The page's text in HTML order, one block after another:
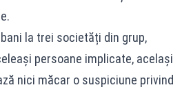
la trei societăți din grup,
persoane implicate, același
nici măcar o suspiciune privind